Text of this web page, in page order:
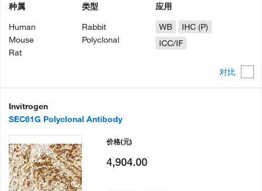
对比
种属
Human
Mouse
Rat
类型
Rabbit
Polyclonal
应用
WB
IHC (P)
ICC/IF
Invitrogen
SEC61G Polyclonal Antibody
价格(元)
4,904.00